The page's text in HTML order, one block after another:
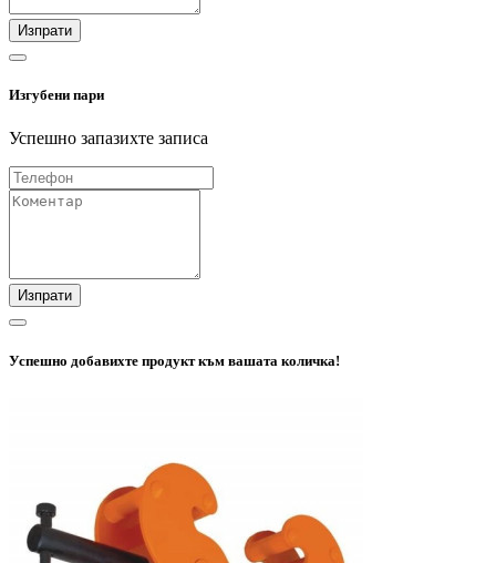
Изпрати
Изгубени пари
Успешно запазихте записа
Изпрати
Успешно добавихте продукт към вашата количка!